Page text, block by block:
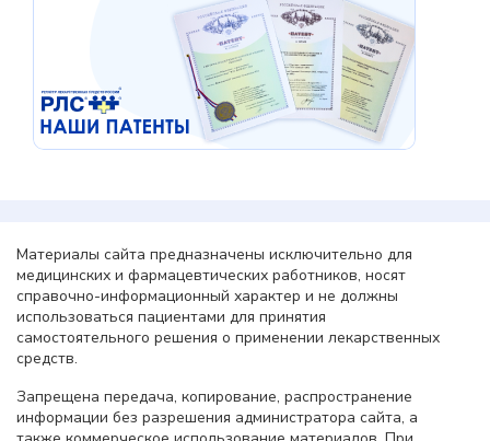
Материалы сайта предназначены исключительно для
медицинских и фармацевтических работников, носят
справочно-информационный характер и не должны
использоваться пациентами для принятия
самостоятельного решения о применении лекарственных
средств.
Запрещена передача, копирование, распространение
информации без разрешения администратора сайта, а